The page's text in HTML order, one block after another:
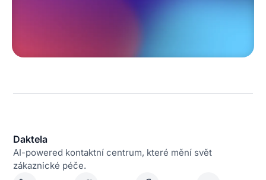
Daktela
AI-powered kontaktní centrum, které mění svět
zákaznické péče.